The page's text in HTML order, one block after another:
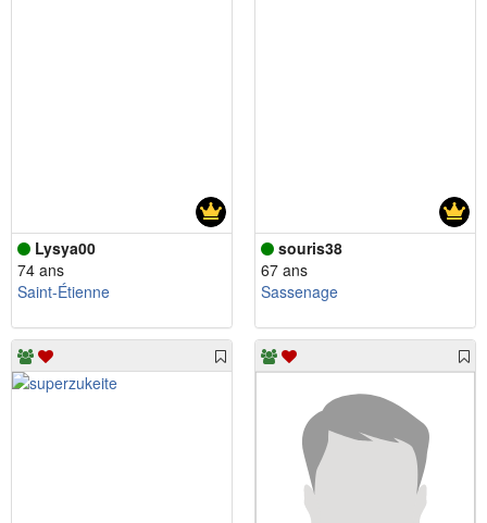
Lysya00
74 ans
Saint-Étienne
souris38
67 ans
Sassenage